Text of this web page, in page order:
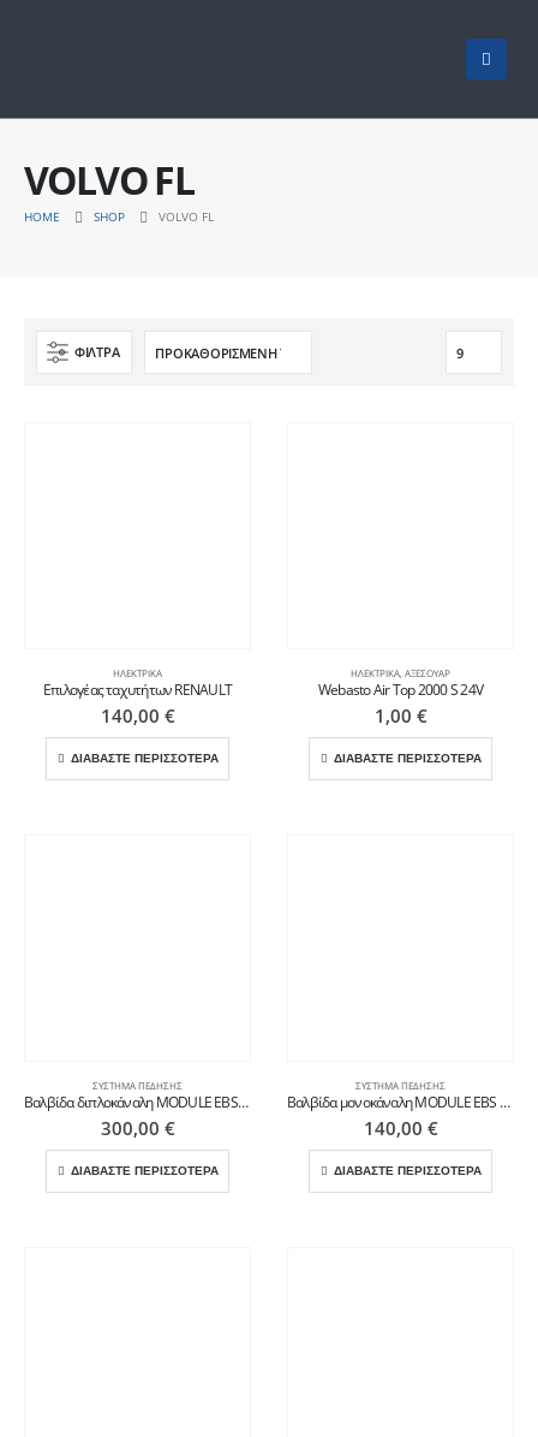
VOLVO FL
HOME SHOP VOLVO FL
ΦΙΛΤΡΑ
ΗΛΕΚΤΡΙΚΆ
Επιλογέας ταχυτήτων RENAULT
140,00 €
ΔΙΑΒΑΣΤΕ ΠΕΡΙΣΣΟΤΕΡΑ
ΗΛΕΚΤΡΙΚΆ ΑΞΕΣΟΥΆΡ
Webasto Air Top 2000 S 24V
1,00 €
ΔΙΑΒΑΣΤΕ ΠΕΡΙΣΣΟΤΕΡΑ
ΣΎΣΤΗΜΑ ΠΈΔΗΣΗΣ
Βαλβίδα διπλοκάναλη MODULE EBS VOLVO
300,00 €
ΔΙΑΒΑΣΤΕ ΠΕΡΙΣΣΟΤΕΡΑ
ΣΎΣΤΗΜΑ ΠΈΔΗΣΗΣ
Βαλβίδα μονοκάναλη MODULE EBS VOLVO
140,00 €
ΔΙΑΒΑΣΤΕ ΠΕΡΙΣΣΟΤΕΡΑ